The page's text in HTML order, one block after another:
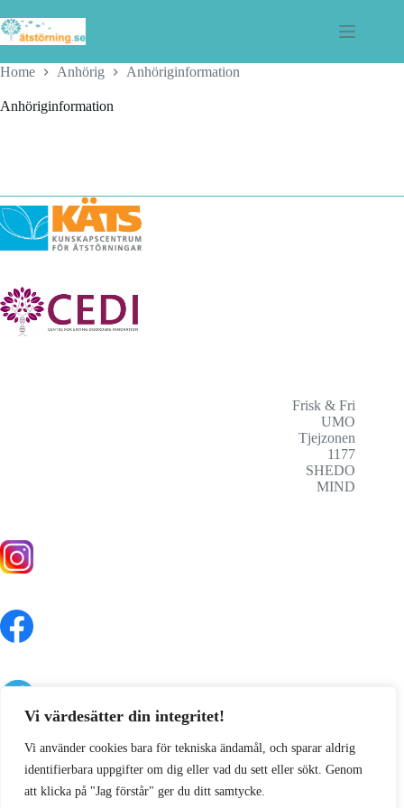
Vi värdesätter din integritet!
Vi använder cookies bara för tekniska ändamål, och sparar aldrig
identifierbara uppgifter om dig eller vad du sett eller sökt. Genom
att klicka på "Jag förstår" ger du ditt samtycke.
to
content
Home Anhörig Anhöriginformation
Anhöriginformation
Frisk & Fri
UMO
Tjejzonen
1177
SHEDO
MIND